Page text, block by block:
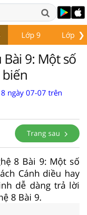
❯
Lớp 9 Lớp 10
9: Một số
8 ngày 07-07 trên
Trang sau
8 Bài 9: Một số
Cánh diều hay
dễ dàng trả lời
8 Bài 9.